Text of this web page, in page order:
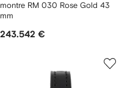
montre RM 030 Rose Gold 43
mm
243.542 €